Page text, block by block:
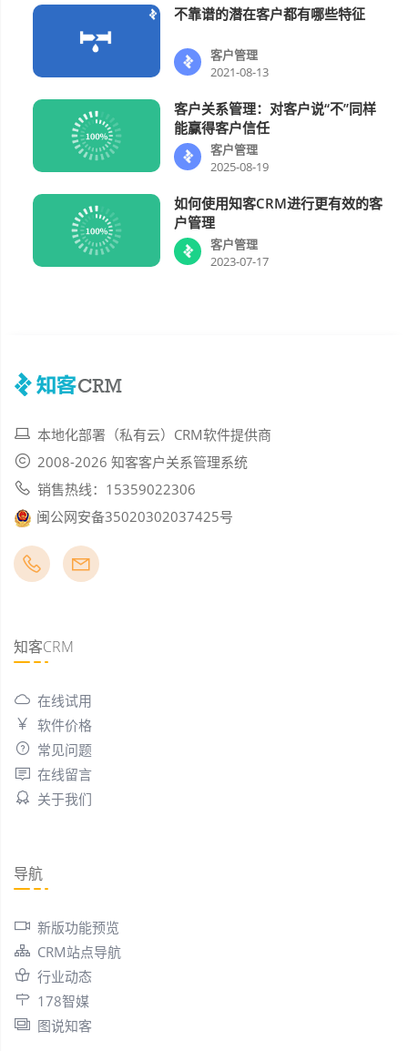
不靠谱的潜在客户都有哪些特征
客户管理
2021-08-13
客户关系管理：对客户说“不”同样
能赢得客户信任
客户管理
2025-08-19
如何使用知客CRM进行更有效的客
户管理
客户管理
2023-07-17
本地化部署（私有云）CRM软件提供商
2008-2026 知客客户关系管理系统
销售热线：15359022306
闽公网安备35020302037425号
知客CRM
在线试用
软件价格
常见问题
在线留言
关于我们
导航
新版功能预览
CRM站点导航
行业动态
178智媒
图说知客